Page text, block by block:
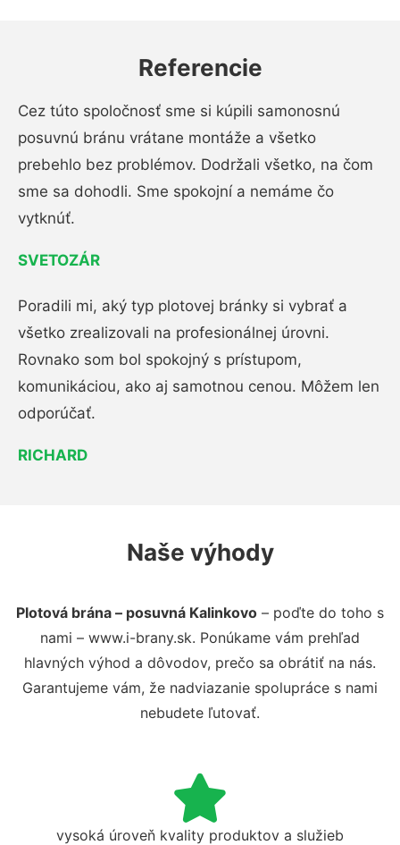
Referencie
Cez túto spoločnosť sme si kúpili samonosnú
posuvnú bránu vrátane montáže a všetko
prebehlo bez problémov. Dodržali všetko, na čom
sme sa dohodli. Sme spokojní a nemáme čo
vytknúť.
SVETOZÁR
Poradili mi, aký typ plotovej bránky si vybrať a
všetko zrealizovali na profesionálnej úrovni.
Rovnako som bol spokojný s prístupom,
komunikáciou, ako aj samotnou cenou. Môžem len
odporúčať.
RICHARD
Naše výhody
Plotová brána – posuvná Kalinkovo – poďte do toho s
nami – www.i-brany.sk. Ponúkame vám prehľad
hlavných výhod a dôvodov, prečo sa obrátiť na nás.
Garantujeme vám, že nadviazanie spolupráce s nami
nebudete ľutovať.
vysoká úroveň kvality produktov a služieb